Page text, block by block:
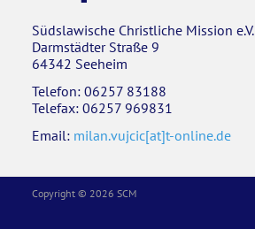
AKTIVITÄTEN
AKTUELLES
UNTERSTÜTZUNG
Südslawische Christliche Mission e.V.
Darmstädter Straße 9
64342 Seeheim
Telefon: 06257 83188
Telefax: 06257 969831
Email: milan.vujcic[at]t-online.de
Copyright © 2026 SCM